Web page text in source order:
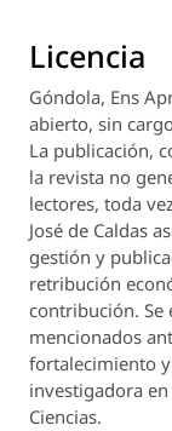
Licencia
Góndola, Ens
abierto, sin
La publicación,
la revista no
lectores, toda
José de Caldas
gestión y
retribución
contribución. Se
mencionados
fortalecimiento
investigadora
Ciencias.